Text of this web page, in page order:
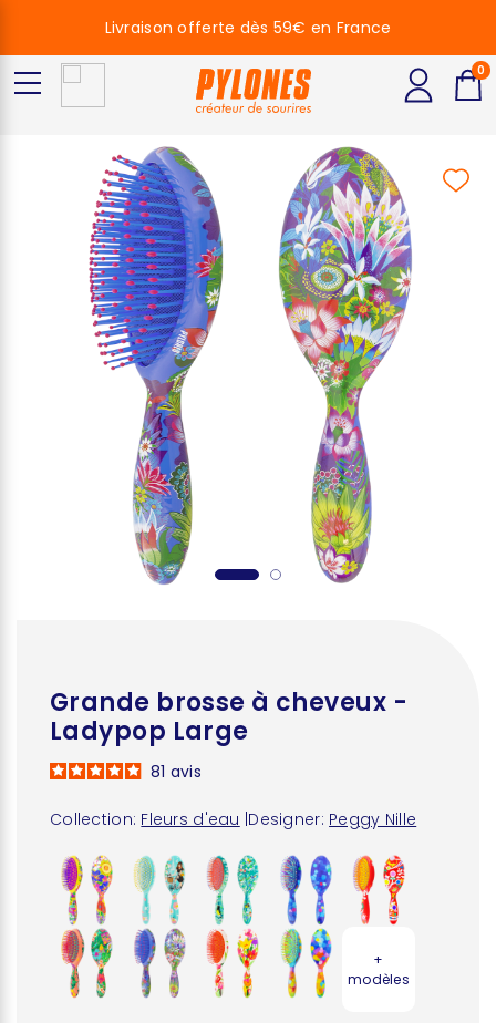
Grande brosse à cheveux -
Ladypop Large
Collection: Fleurs d'eau Designer: Peggy Nille
81 avis
+
modèles
Livraison offerte dès 59€ en France
0